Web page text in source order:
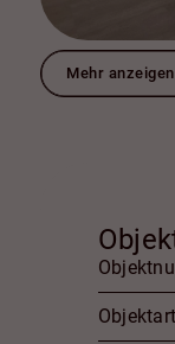
Mehr anzeigen
Objektart